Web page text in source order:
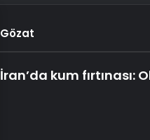
Gözat
İran’da kum fırtınası: